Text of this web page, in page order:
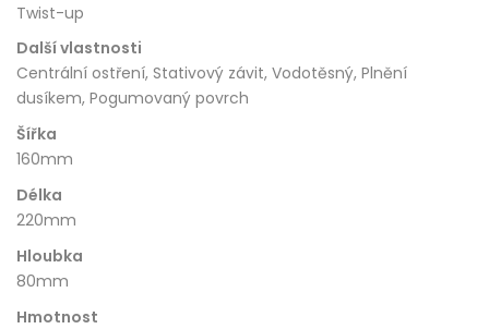
Twist-up
Další vlastnosti
Centrální ostření, Stativový závit, Vodotěsný, Plnění
dusíkem, Pogumovaný povrch
Šířka
160mm
Délka
220mm
Hloubka
80mm
Hmotnost